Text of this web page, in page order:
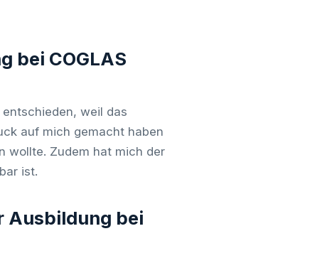
bei COGLAS
weil das
auf mich gemacht haben
wollte. Zudem hat mich der
ist.
Ausbildung bei